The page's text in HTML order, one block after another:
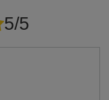
5/5